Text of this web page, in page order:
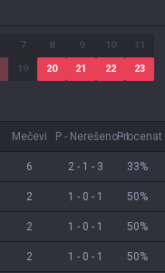
7 8 9 10 11
19 20 21 22 23
Mečevi P - Nerešeno-I
Procenat
6 2 - 1 - 3 33%
2 1 - 0 - 1 50%
2 1 - 0 - 1 50%
2 1 - 0 - 1 50%